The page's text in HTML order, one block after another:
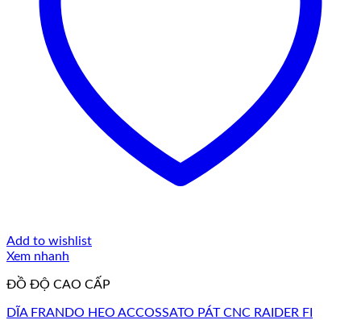
Add to wishlist
Xem nhanh
ĐỒ ĐỘ CAO CẤP
DĨA FRANDO HEO ACCOSSATO PÁT CNC RAIDER FI